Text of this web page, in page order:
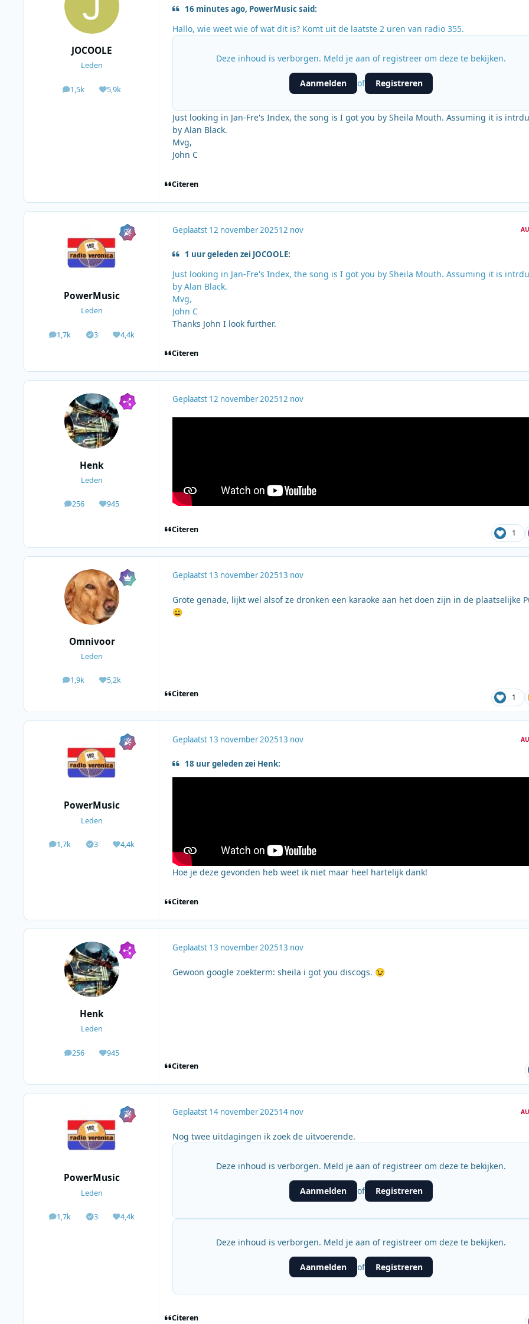
JOCOOLE
Leden
1,5k
berichten5,9k
Waardering
16 minutes ago, PowerMusic said:
Hallo, wie weet wie of wat dit is? Komt uit de laatste 2 uren van radio 355.
Deze inhoud is verborgen. Meld je aan of registreer om deze te bekijken.
Aanmelden of Registreren
Just looking in Jan-Fre's Index, the song is I got you by Sheila Mouth. Assuming it is
by Alan Black.
Mvg,
John C
Citeren
PowerMusic
Leden
1,7k
berichten3
Solutions4,4k
Waardering
Geplaatst 12 november 202512 nov
1 uur geleden zei JOCOOLE:
Just looking in Jan-Fre's Index, the song is I got you by Sheila Mouth. Assuming it is
by Alan Black.
Mvg,
John C
Thanks John I look further.
Citeren
Henk
Leden
256
berichten945
Waardering
Geplaatst 12 november 202512 nov
Citeren 1
Omnivoor
Leden
1,9k
berichten5,2k
Waardering
Geplaatst 13 november 202513 nov
Grote genade, lijkt wel alsof ze dronken een karaoke aan het doen zijn in de plaatselijke
😀
Citeren 1
PowerMusic
Leden
1,7k
berichten3
Solutions4,4k
Waardering
Geplaatst 13 november 202513 nov
18 uur geleden zei Henk:
Hoe je deze gevonden heb weet ik niet maar heel hartelijk dank!
Citeren
Henk
Leden
256
berichten945
Waardering
Geplaatst 13 november 202513 nov
Gewoon google zoekterm: sheila i got you discogs. 😉
Citeren
PowerMusic
Leden
1,7k
berichten3
Solutions4,4k
Waardering
Geplaatst 14 november 202514 nov
Nog twee uitdagingen ik zoek de uitvoerende.
Deze inhoud is verborgen. Meld je aan of registreer om deze te bekijken.
Aanmelden of Registreren
Deze inhoud is verborgen. Meld je aan of registreer om deze te bekijken.
Aanmelden of Registreren
Citeren